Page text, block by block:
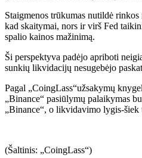
Staigmenos trūkumas nutildė
kad skaitymai, nors ir virš Fed
spalio kainos mažinimą.
Ši perspektyva padėjo apriboti
sunkių likvidacijų nesugebėjo
Pagal „CoingLass“užsakymų
„Binance“ pasiūlymų palaikymas
„Binance“, o likvidavimo lygis-
(Šaltinis: „CoingLass“)